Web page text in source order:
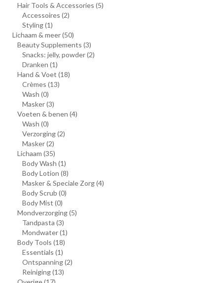
Hair Tools & Accessories (5)
Accessoires (2)
Styling(1)
Lichaam & meer(50)
Beauty Supplements (3)
Snacks: jelly, powder(2)
Dranken (1)
Hand & Voet (18)
Crèmes (13)
Wash (0)
Masker(3)
Voeten & benen (4)
Wash (0)
Verzorging(2)
Masker(2)
Lichaam (35)
Body Wash (1)
Body Lotion (8)
Masker & Speciale Zorg(4)
Body Scrub (0)
Body Mist (0)
Mondverzorging(5)
Tandpasta (3)
Mondwater(1)
Body Tools (18)
Essentials (1)
Ontspanning(2)
Reiniging(13)